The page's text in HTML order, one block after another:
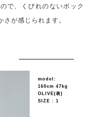
で、くびれのないボック
が感じられます。
model:
160cm 47kg
OLIVE(表)
SIZE : 1